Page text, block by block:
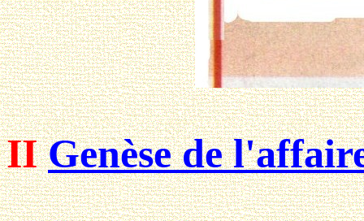
IIGenèse de